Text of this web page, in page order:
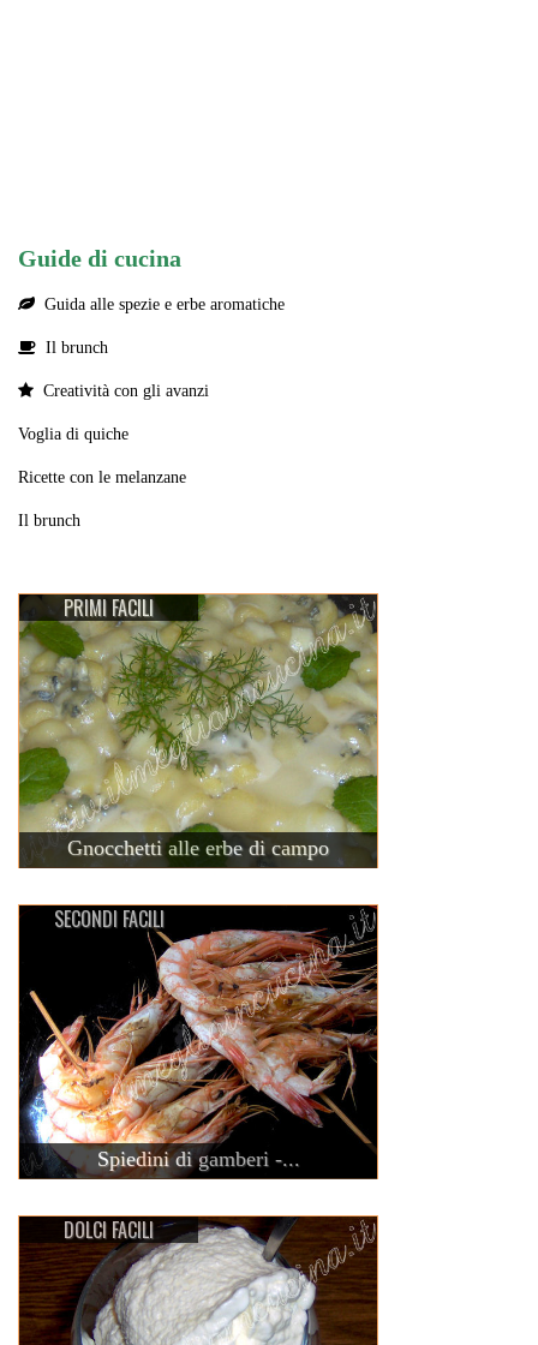
Guide di cucina
Guida alle spezie e erbe aromatiche
Il brunch
Creatività con gli avanzi
Voglia di quiche
Ricette con le melanzane
Il brunch
PRIMI FACILI
Gnocchetti alle erbe di campo
SECONDI FACILI
Spiedini di gamberi -...
DOLCI FACILI